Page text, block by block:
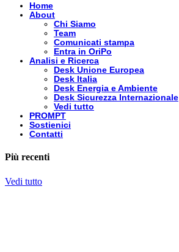
Home
About
Chi Siamo
Team
Comunicati stampa
Entra in OriPo
Analisi e Ricerca
Desk Unione Europea
Desk Italia
Desk Energia e Ambiente
Desk Sicurezza Internazionale
Vedi tutto
PROMPT
Sostienici
Contatti
Più recenti
Vedi tutto